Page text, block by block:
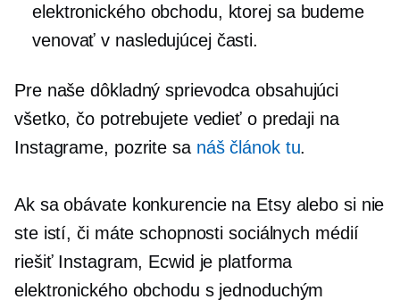
elektronického obchodu, ktorej sa budeme
venovať v nasledujúcej časti.
Pre našedôkladný sprievodca obsahujúci
všetko, čo potrebujete vedieť o predaji na
Instagrame, pozrite sa náš článok tu.
Ak sa obávate konkurencie na Etsy alebo si nie
ste istí, či máte schopnosti sociálnych médií
riešiť Instagram, Ecwid je platforma
elektronického obchodu s jednoduchým